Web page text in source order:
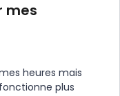
mes
heures mais
plus